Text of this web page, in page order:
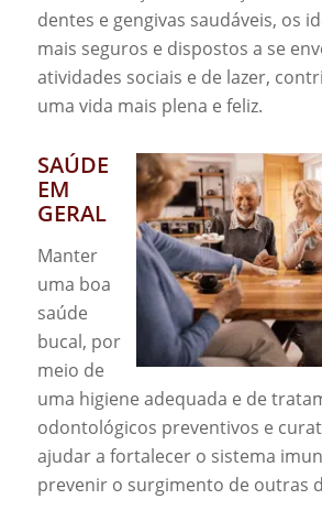
dentes e gengivas saudáveis, os
mais seguros e dispostos a se
atividades sociais e de lazer,
uma vida mais plena e feliz.
SAÚDE
EM
GERAL
Manter
uma boa
saúde
bucal, por
meio de
uma higiene adequada e de
odontológicos preventivos e
ajudar a fortalecer o sistema
prevenir o surgimento de outras